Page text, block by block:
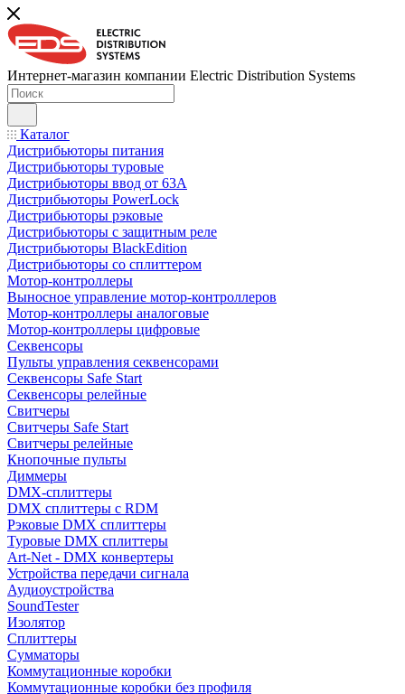
Интернет-магазин компании Electric Distribution Systems
Каталог
Дистрибьюторы питания
Дистрибьюторы туровые
Дистрибьюторы ввод от 63A
Дистрибьюторы PowerLock
Дистрибьюторы рэковые
Дистрибьюторы с защитным реле
Дистрибьюторы BlackEdition
Дистрибьюторы со сплиттером
Мотор-контроллеры
Выносное управление мотор-контроллеров
Мотор-контроллеры аналоговые
Мотор-контроллеры цифровые
Секвенсоры
Пульты управления секвенсорами
Секвенсоры Safe Start
Секвенсоры релейные
Свитчеры
Свитчеры Safe Start
Свитчеры релейные
Кнопочные пульты
Диммеры
DMX-сплиттеры
DMX сплиттеры с RDM
Рэковые DMX сплиттеры
Туровые DMX сплиттеры
Art-Net - DMX конвертеры
Устройства передачи сигнала
Аудиоустройства
SoundTester
Изолятор
Сплиттеры
Сумматоры
Коммутационные коробки
Коммутационные коробки без профиля